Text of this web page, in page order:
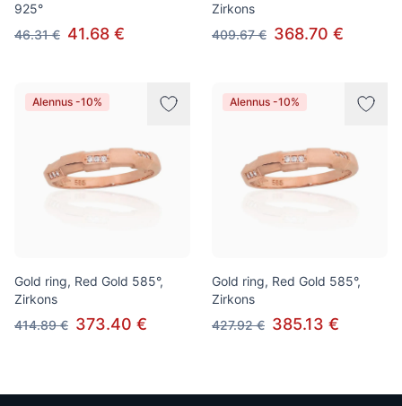
925°
46.31 € 41.68 €
Zirkons
409.67 € 368.70 €
Alennus -10%
Gold ring, Red Gold 585°,
Zirkons
414.89 € 373.40 €
Alennus -10%
Gold ring, Red Gold 585°,
Zirkons
427.92 € 385.13 €